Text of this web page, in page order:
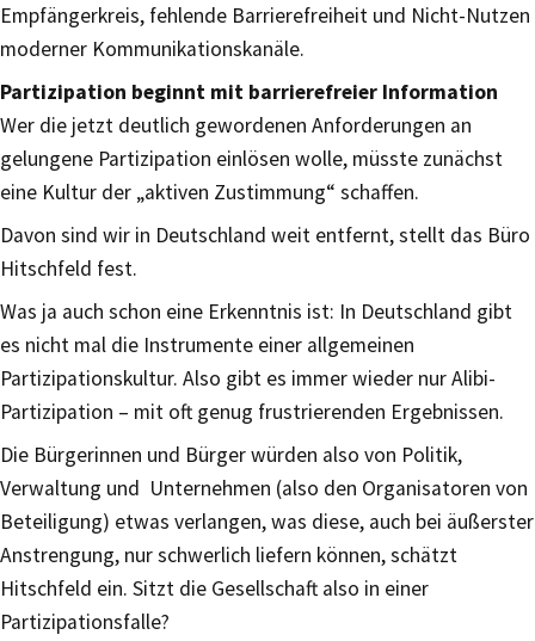
Empfängerkreis, fehlende Barrierefreiheit und Nicht-Nutzen
moderner Kommunikationskanäle.
Partizipation beginnt mit barrierefreier Information
Wer die jetzt deutlich gewordenen Anforderungen an
gelungene Partizipation einlösen wolle, müsste zunächst
eine Kultur der „aktiven Zustimmung“ schaffen.
Davon sind wir in Deutschland weit entfernt, stellt das Büro
Hitschfeld fest.
Was ja auch schon eine Erkenntnis ist: In Deutschland gibt
es nicht mal die Instrumente einer allgemeinen
Partizipationskultur. Also gibt es immer wieder nur Alibi-
Partizipation – mit oft genug frustrierenden Ergebnissen.
Die Bürgerinnen und Bürger würden also von Politik,
Verwaltung und Unternehmen (also den Organisatoren von
Beteiligung) etwas verlangen, was diese, auch bei äußerster
Anstrengung, nur schwerlich liefern können, schätzt
Hitschfeld ein. Sitzt die Gesellschaft also in einer
Partizipationsfalle?